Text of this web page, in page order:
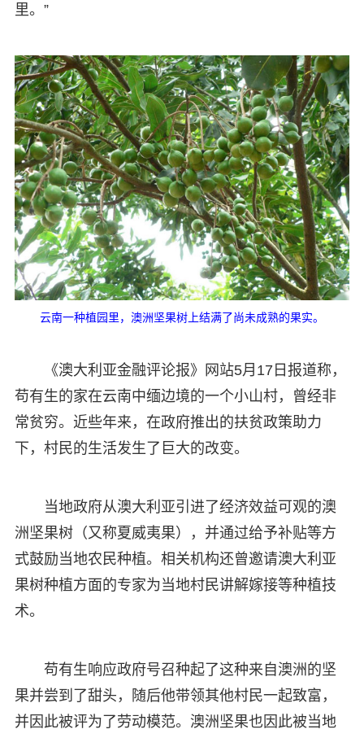
里。”
云南一种植园里，澳洲坚果树上结满了尚未成熟的果实。
《澳大利亚金融评论报》网站5月17日报道称，
苟有生的家在云南中缅边境的一个小山村，曾经非
常贫穷。近些年来，在政府推出的扶贫政策助力
下，村民的生活发生了巨大的改变。
当地政府从澳大利亚引进了经济效益可观的澳
洲坚果树（又称夏威夷果），并通过给予补贴等方
式鼓励当地农民种植。相关机构还曾邀请澳大利亚
果树种植方面的专家为当地村民讲解嫁接等种植技
术。
苟有生响应政府号召种起了这种来自澳洲的坚
果并尝到了甜头，随后他带领其他村民一起致富，
并因此被评为了劳动模范。澳洲坚果也因此被当地